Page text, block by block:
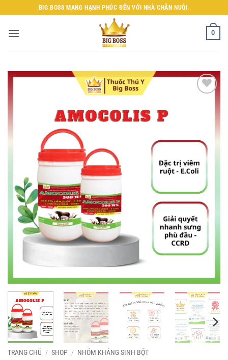
qua
nội
BIG BOSS MANG HẠNH PHÚC ĐẾN VỚI NHÀ CHĂN NUÔI.
0
TRANG CHỦ / SHOP / NHÓM KHÁNG SINH BỘT